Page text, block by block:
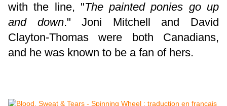
with the line, "The painted ponies go up
and down." Joni Mitchell and David
Clayton-Thomas were both Canadians,
and he was known to be a fan of hers.